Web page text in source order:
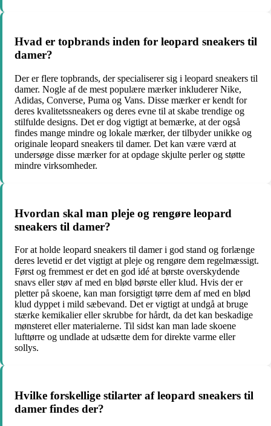
Hvad er topbrands inden for leopard sneakers til
damer?
Der er flere topbrands, der specialiserer sig i leopard sneakers til
damer. Nogle af de mest populære mærker inkluderer Nike,
Adidas, Converse, Puma og Vans. Disse mærker er kendt for
deres kvalitetssneakers og deres evne til at skabe trendige og
stilfulde designs. Det er dog vigtigt at bemærke, at der også
findes mange mindre og lokale mærker, der tilbyder unikke og
originale leopard sneakers til damer. Det kan være værd at
undersøge disse mærker for at opdage skjulte perler og støtte
mindre virksomheder.
Hvordan skal man pleje og rengøre leopard
sneakers til damer?
For at holde leopard sneakers til damer i god stand og forlænge
deres levetid er det vigtigt at pleje og rengøre dem regelmæssigt.
Først og fremmest er det en god idé at børste overskydende
snavs eller støv af med en blød børste eller klud. Hvis der er
pletter på skoene, kan man forsigtigt tørre dem af med en blød
klud dyppet i mild sæbevand. Det er vigtigt at undgå at bruge
stærke kemikalier eller skrubbe for hårdt, da det kan beskadige
mønsteret eller materialerne. Til sidst kan man lade skoene
lufttørre og undlade at udsætte dem for direkte varme eller
sollys.
Hvilke forskellige stilarter af leopard sneakers til
damer findes der?